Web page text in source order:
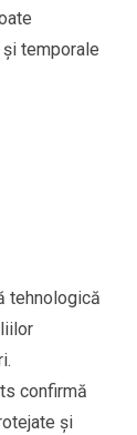
temporale
tehnologică
confirmă
și